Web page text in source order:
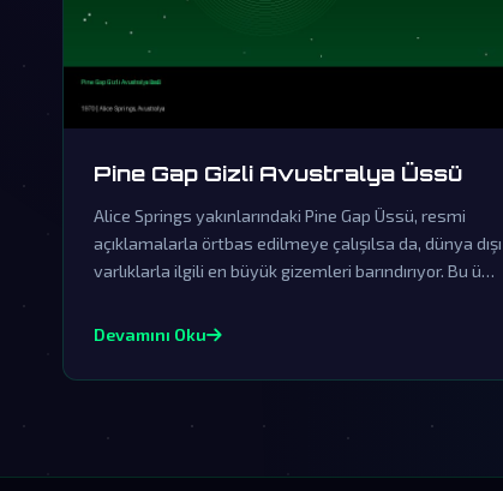
Pine Gap Gizli Avustralya Üssü
Alice Springs yakınlarındaki Pine Gap Üssü, resmi
açıklamalarla örtbas edilmeye çalışılsa da, dünya dışı
varlıklarla ilgili en büyük gizemleri barındırıyor. Bu üs,
merkezinde yer alıyor.
Devamını Oku